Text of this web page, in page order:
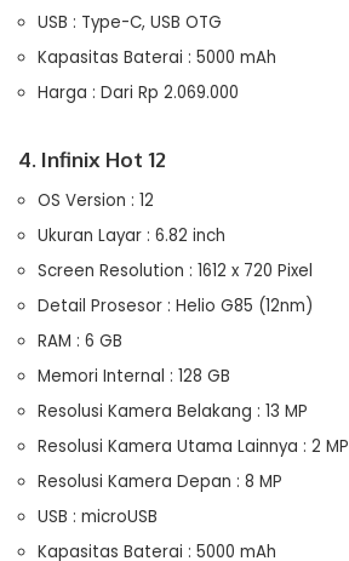
USB : Type-C, USB OTG
Kapasitas Baterai : 5000 mAh
Harga : Dari Rp 2.069.000
4. Infinix Hot 12
OS Version : 12
Ukuran Layar : 6.82 inch
Screen Resolution : 1612 x 720 Pixel
Detail Prosesor : Helio G85 (12nm)
RAM : 6 GB
Memori Internal : 128 GB
Resolusi Kamera Belakang : 13 MP
Resolusi Kamera Utama Lainnya : 2 MP
Resolusi Kamera Depan : 8 MP
USB : microUSB
Kapasitas Baterai : 5000 mAh